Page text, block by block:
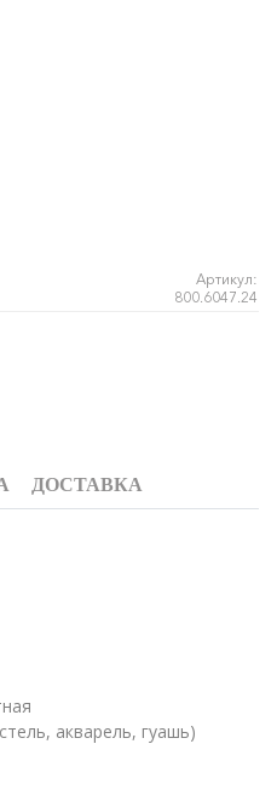
Артикул:
800.6047.24
ДОСТАВКА
акварель, гуашь)